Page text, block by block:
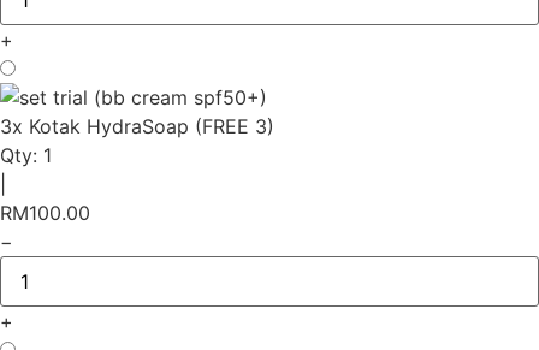
+
3x Kotak HydraSoap (FREE 3)
Qty: 1
RM100.00
−
+